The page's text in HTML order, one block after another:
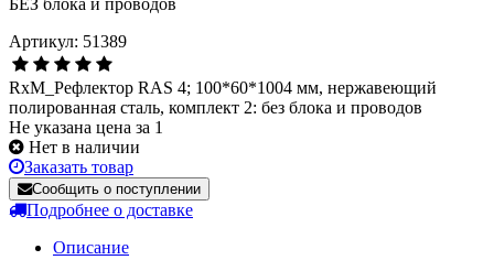
Артикул: 51389
RxM_Рефлектор RAS 4; 100*60*1004 мм, нержавеющий
полированная сталь, комплект 2: без блока и проводов
Не указана цена за 1
Нет в наличии
Заказать товар
Сообщить о поступлении
Подробнее о доставке
Описание